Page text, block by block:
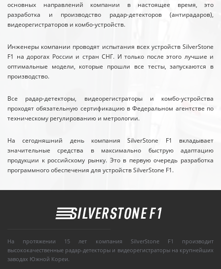
основных направлений компании в настоящее время, это
разработка и производство радар-детекторов (антирадаров),
видеорегистраторов и комбо-устройств.
Инженеры компании проводят испытания всех устройств SilverStone
F1 на дорогах России и стран СНГ. И только после этого лучшие и
оптимальные модели, которые прошли все тесты, запускаются в
производство.
Все радар-детекторы, видеорегистраторы и комбо-устройства
проходят обязательную сертификацию в Федеральном агентстве по
техническому регулированию и метрологии.
На сегодняшний день компания SilverStone F1 вкладывает
значительные средства в максимально быструю адаптацию
продукции к российскому рынку. Это в первую очередь разработка
программного обеспечения для устройств SilverStone F1.
На протяжении 15 лет компания SilverStone F1 производит
высококачественные радар-детекторы и видеорегистраторы на крупнейших
заводах Южной Кореи.